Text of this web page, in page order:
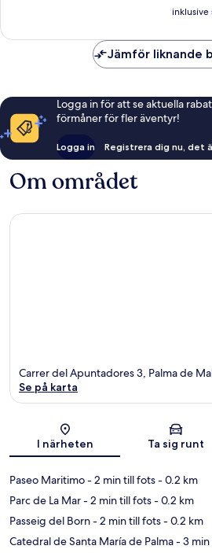
inklusive
Jämför liknande
Logga in för att se aktuella
förmåner för fler äventyr!
Logga in Registrera dig nu, det
Om området
Karta
Carrer del Apuntadores 3, Palma de
Se på karta
I närheten Ta sig runt
Paseo Maritimo- 2 min till fots- 0.2 km
Parc de La Mar- 2 min till fots- 0.2 km
Passeig del Born- 2 min till fots- 0.2 km
Catedral de Santa María de Palma- 3